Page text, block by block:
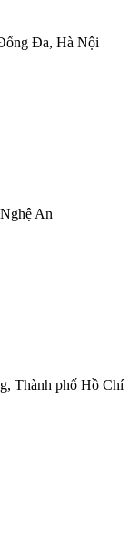
Đa, Hà Nội
An
Thành phố Hồ Chí